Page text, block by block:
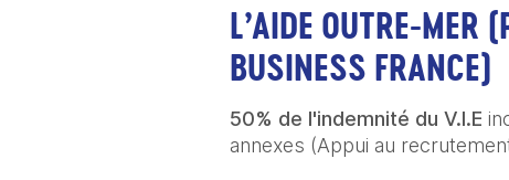
L’AIDE OUTRE-MER
BUSINESS FRANCE)
50% de l'indemnité du V.I.E
annexes (Appui au